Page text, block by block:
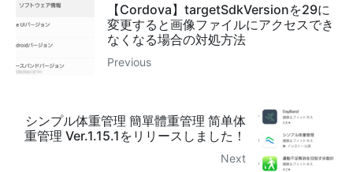
【Cordova】targetSdkVersionを29に
変更すると画像ファイルにアクセスでき
なくなる場合の対処方法
Previous
シンプル体重管理 簡單體重管理 简单体
重管理 Ver.1.15.1をリリースしました！
Next